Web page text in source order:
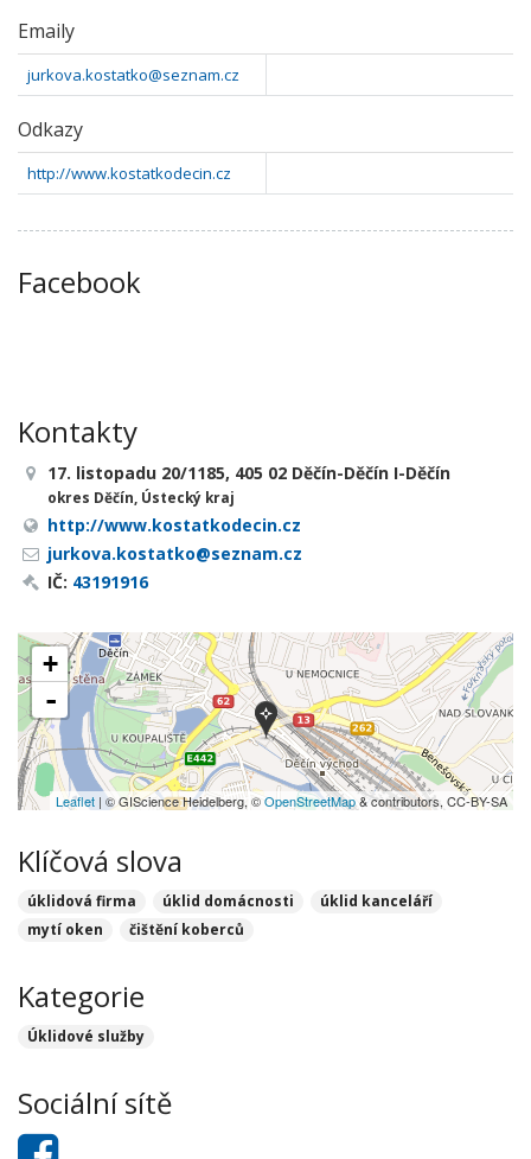
Emaily
jurkova.kostatko@seznam.cz
Odkazy
http://www.kostatkodecin.cz
Facebook
Kontakty
17. listopadu 20/1185, 405 02 Děčín-Děčín I-Děčín
okres Děčín, Ústecký kraj
http://www.kostatkodecin.cz
jurkova.kostatko@seznam.cz
IČ: 43191916
+
-
Leaflet | © GIScience Heidelberg, ©OpenStreetMap& contributors, CC-BY-SA
Klíčová slova
úklidová firma úklid domácnosti
úklid kanceláří
mytí oken
čištění koberců
Kategorie
Úklidové služby
Sociální sítě